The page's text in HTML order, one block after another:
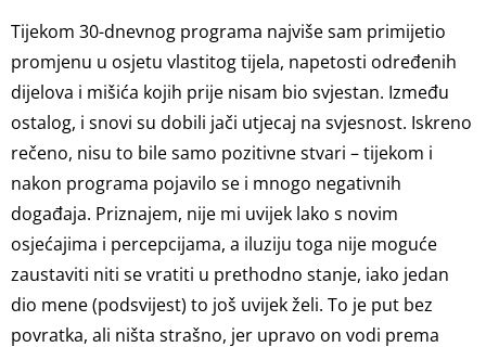
Tijekom 30-dnevnog programa najviše sam primijetio
promjenu u osjetu vlastitog tijela, napetosti određenih
dijelova i mišića kojih prije nisam bio svjestan. Između
ostalog, i snovi su dobili jači utjecaj na svjesnost. Iskreno
rečeno, nisu to bile samo pozitivne stvari – tijekom i
nakon programa pojavilo se i mnogo negativnih
događaja. Priznajem, nije mi uvijek lako s novim
osjećajima i percepcijama, a iluziju toga nije moguće
zaustaviti niti se vratiti u prethodno stanje, iako jedan
dio mene (podsvijest) to još uvijek želi. To je put bez
povratka, ali ništa strašno, jer upravo on vodi prema